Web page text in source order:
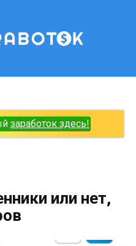
заработок здесь!
или нет,